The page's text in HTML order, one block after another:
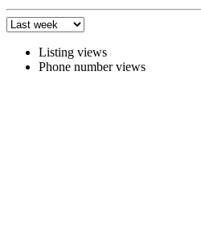
Listing views
Phone number views